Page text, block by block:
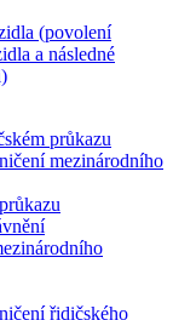
(povolení
a následné
průkazu
mezinárodního
řidičského